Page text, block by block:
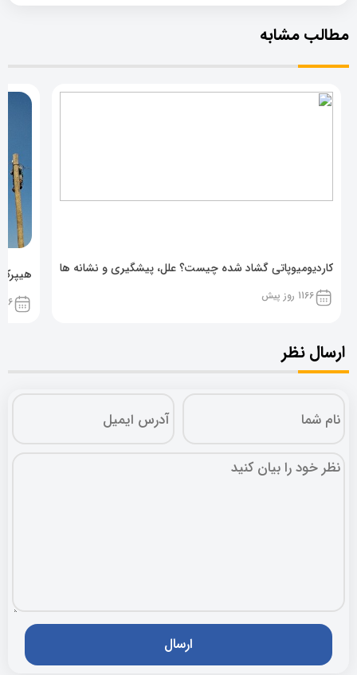
مطالب مشابه
کاردیومیوپاتی گشاد شده چیست؟ علل، پیشگیری و نشانه ها
1166 روز پیش 1166
ارسال نظر